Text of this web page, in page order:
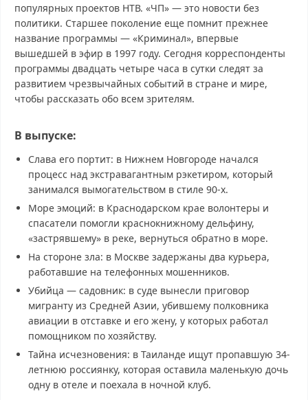
популярных проектов НТВ. «ЧП» — это новости без
политики. Старшее поколение еще помнит прежнее
название программы — «Криминал», впервые
вышедшей в эфир в 1997 году. Сегодня корреспонденты
программы двадцать четыре часа в сутки следят за
развитием чрезвычайных событий в стране и мире,
чтобы рассказать обо всем зрителям.
В выпуске:
Слава его портит: в Нижнем Новгороде начался
процесс над экстравагантным рэкетиром, который
занимался вымогательством в стиле 90-х.
Море эмоций: в Краснодарском крае волонтеры и
спасатели помогли краснокнижному дельфину,
«застрявшему» в реке, вернуться обратно в море.
На стороне зла: в Москве задержаны два курьера,
работавшие на телефонных мошенников.
Убийца — садовник: в суде вынесли приговор
мигранту из Средней Азии, убившему полковника
авиации в отставке и его жену, у которых работал
помощником по хозяйству.
Тайна исчезновения: в Таиланде ищут пропавшую 34-
летнюю россиянку, которая оставила маленькую дочь
одну в отеле и поехала в ночной клуб.